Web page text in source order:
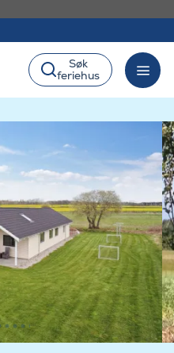
Søk
feriehus